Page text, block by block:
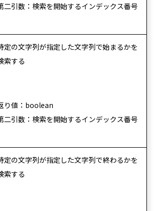
二引数：検索を開始するインデックス番号
定の文字列が指定した文字列で始まるかを
索する
り値：boolean
二引数：検索を開始するインデックス番号
定の文字列が指定した文字列で終わるかを
索する